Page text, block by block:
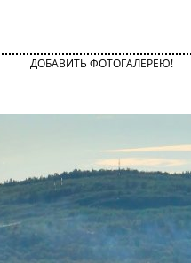
ДОБАВИТЬ ФОТОГАЛЕРЕЮ!